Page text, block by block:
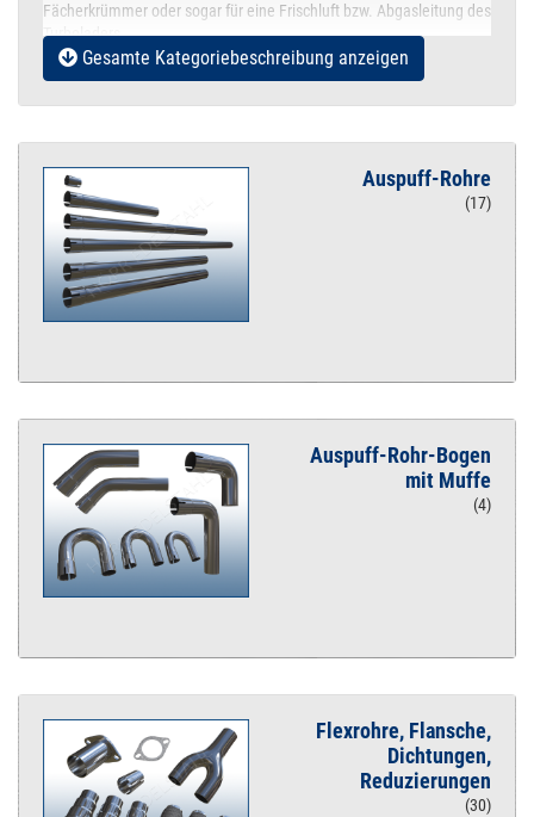
Fächerkrümmer oder sogar für eine Frischluft bzw. Abgasleitung des
Turboladers.
WICHTIGE INFOS zu den Rohrabmessungen.
https://www.gewinde-normen.de/zoll-rohr.html
(mit Genehmigung de Seiteninhabers Michael Prandl)
Gesamte Kategoriebeschreibung anzeigen
Auspuff-Rohre
(17)
Auspuff-Rohr-Bogen
mit Muffe
(4)
Flexrohre, Flansche,
Dichtungen,
Reduzierungen
(30)